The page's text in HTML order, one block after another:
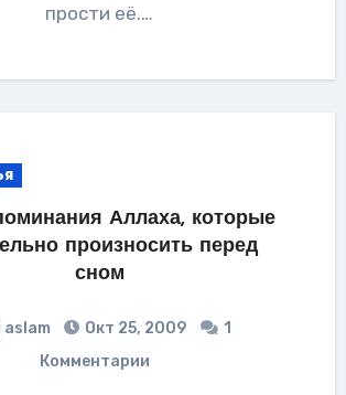
прости её.…
Аллаха, которые
произносить перед
сном
aslam Окт 25, 2009
1
Комментарии